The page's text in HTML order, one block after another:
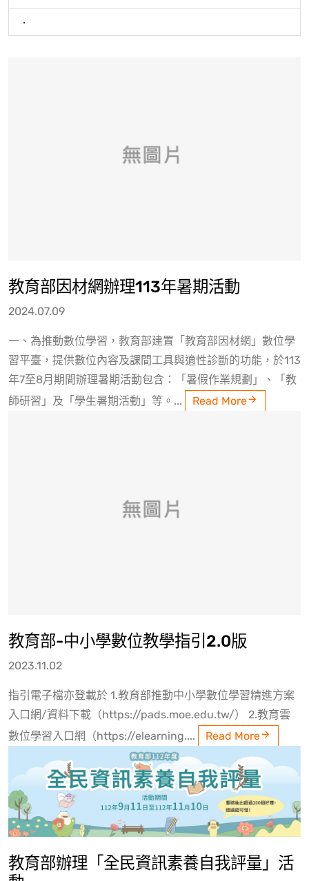
.
教育部因材網辦理113年暑期活動
2024.07.09
一、為推動數位學習，教育部建置「教育部因材網」數位學
習平臺，提供數位內容及課間工具與適性診斷的功能，於113
年7至8月期間辦理暑期活動包含：「暑假作業規劃」、「教
師研習」及「學生暑期活動」等。...
Read More
教育部-中小學數位教學指引2.0版
2023.11.02
指引電子檔亦登載於 1.教育部推動中小學數位學習精進方案
入口網/資料下載（https://pads.moe.edu.tw/） 2.教育雲
數位學習入口網（https://elearning....
Read More
教育部辦理「全民資訊素養自我評量」活